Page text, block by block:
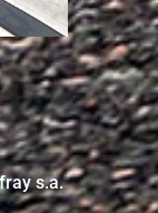
s.a.